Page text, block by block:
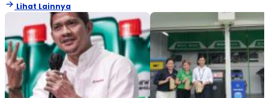
Lihat Lainnya